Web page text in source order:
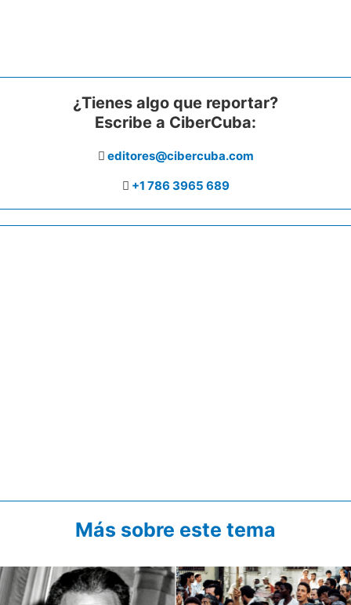
¿Tienes algo que reportar?
Escribe a CiberCuba:
editores@cibercuba.com
+1 786 3965 689
Más sobre este tema